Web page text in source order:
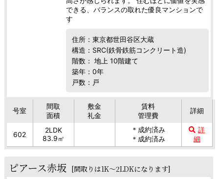
できる、バランスの取れた優良マンションで
す
住所：東京都世田谷区大蔵
構造：SRC(鉄骨鉄筋コンクリート造)
階数： 地上 10階建て
築年：0年
戸数：戸
号室
間取
面積
敷金
礼金
賃料
管理費
詳細
602
2LDK
83.9㎡
＊成約済み
＊成約済み
詳
細
ピアース赤坂 [間取りは1K～2LDKになります]